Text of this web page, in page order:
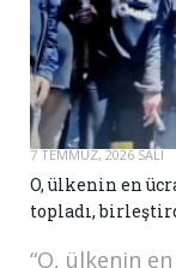
7 TEMMUZ, 2026 SALI
O, ülkenin en
topladı,
“O, ülkenin